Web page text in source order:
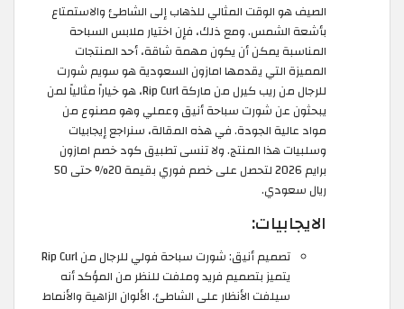
الصيف هو الوقت المثالي للذهاب إلى الشاطئ والاستمتاع
بأشعة الشمس. ومع ذلك، فإن اختيار ملابس السباحة
المناسبة يمكن أن يكون مهمة شاقة، أحد المنتجات
المميزة التي يقدمها امازون السعودية هو سويم شورت
للرجال من ريب كيرل من ماركة Rip Curl، هو خياراً مثالياً لمن
يبحثون عن شورت سباحة أنيق وعملي وهو مصنوع من
مواد عالية الجودة. في هذه المقالة، سنراجع إيجابيات
وسلبيات هذا المنتج. ولا تنسى تطبيق كود خصم امازون
برايم 2026 لتحصل على خصم فوري بقيمة 20% حتى 50
ريال سعودي.
الايجابيات:
تصميم أنيق: شورت سباحة فولي للرجال من Rip Curl
يتميز بتصميم فريد وملفت للنظر من المؤكد أنه
سيلفت الأنظار على الشاطئ. الألوان الزاهية والأنماط